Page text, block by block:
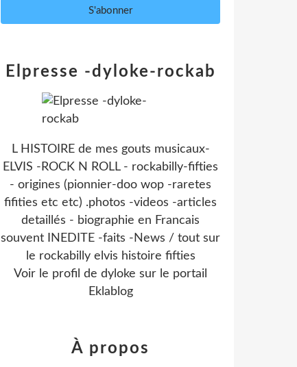
Elpresse -dyloke-rockab
L HISTOIRE de mes gouts musicaux-
ELVIS -ROCK N ROLL - rockabilly-fifties
- origines (pionnier-doo wop -raretes
fifities etc etc) .photos -videos -articles
detaillés - biographie en Francais
souvent INEDITE -faits -News / tout sur
le rockabilly elvis histoire fifties
Voir le profil de dyloke sur le portail
Eklablog
À propos